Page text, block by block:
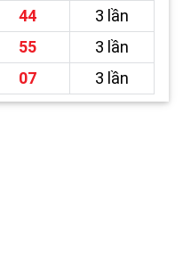
44
3 lần
55
3 lần
07 3 lần